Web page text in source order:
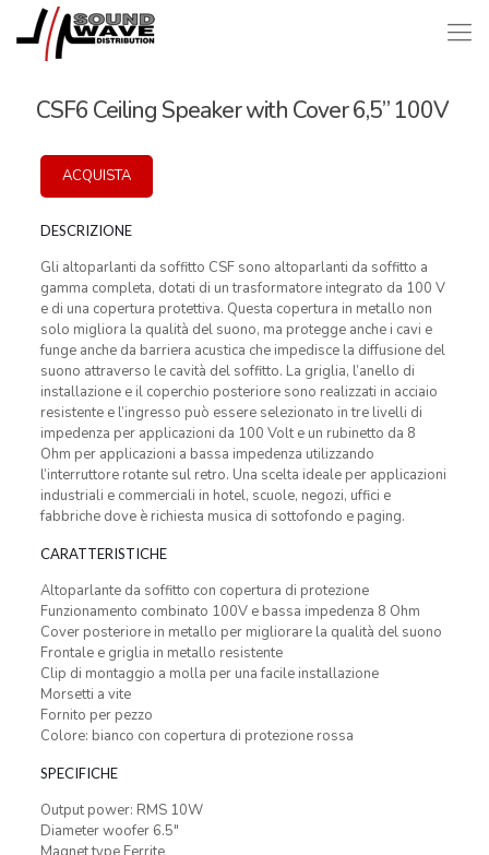
CSF6 Ceiling Speaker with Cover 6,5” 100V
ACQUISTA
DESCRIZIONE
Gli altoparlanti da soffitto CSF sono altoparlanti da soffitto a
gamma completa, dotati di un trasformatore integrato da 100 V
e di una copertura protettiva. Questa copertura in metallo non
solo migliora la qualità del suono, ma protegge anche i cavi e
funge anche da barriera acustica che impedisce la diffusione del
suono attraverso le cavità del soffitto. La griglia, l’anello di
installazione e il coperchio posteriore sono realizzati in acciaio
resistente e l’ingresso può essere selezionato in tre livelli di
impedenza per applicazioni da 100 Volt e un rubinetto da 8
Ohm per applicazioni a bassa impedenza utilizzando
l’interruttore rotante sul retro. Una scelta ideale per applicazioni
industriali e commerciali in hotel, scuole, negozi, uffici e
fabbriche dove è richiesta musica di sottofondo e paging.
CARATTERISTICHE
Altoparlante da soffitto con copertura di protezione
Funzionamento combinato 100V e bassa impedenza 8 Ohm
Cover posteriore in metallo per migliorare la qualità del suono
Frontale e griglia in metallo resistente
Clip di montaggio a molla per una facile installazione
Morsetti a vite
Fornito per pezzo
Colore: bianco con copertura di protezione rossa
SPECIFICHE
Output power: RMS 10W
Diameter woofer 6.5″